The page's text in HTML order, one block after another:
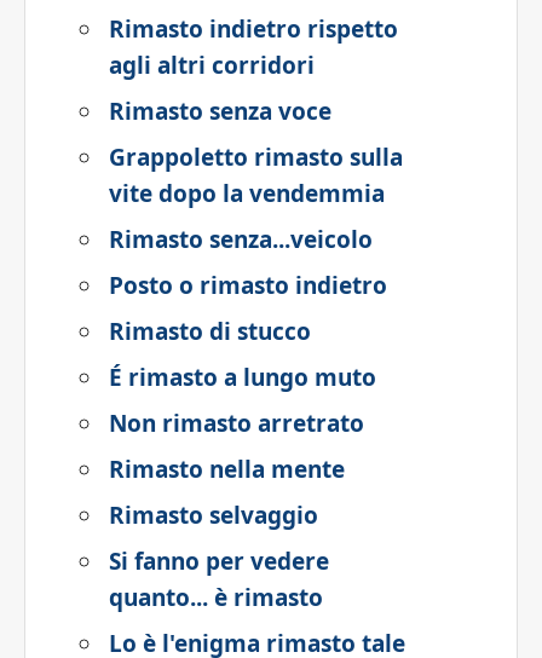
Rimasto indietro rispetto
agli altri corridori
Rimasto senza voce
Grappoletto rimasto sulla
vite dopo la vendemmia
Rimasto senza...veicolo
Posto o rimasto indietro
Rimasto di stucco
É rimasto a lungo muto
Non rimasto arretrato
Rimasto nella mente
Rimasto selvaggio
Si fanno per vedere
quanto... è rimasto
Lo è l'enigma rimasto tale